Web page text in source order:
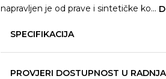
napravljen je od prave i sintetičke ko...
SPECIFIKACIJA
PROVJERI DOSTUPNOST U